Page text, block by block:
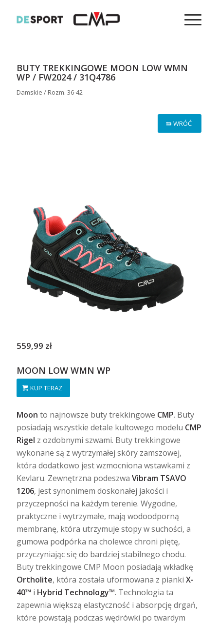
BUTY TREKKINGOWE MOON LOW WMN
WP / FW2024 / 31Q4786
Damskie / Rozm. 36-42
WRÓĆ
559,99 zł
MOON LOW WMN WP
KUP TERAZ
Moon to najnowsze buty trekkingowe CMP. Buty
posiadają wszystkie detale kultowego modelu CMP
Rigel z ozdobnymi szwami. Buty trekkingowe
wykonane są z wytrzymałej skóry zamszowej,
która dodatkowo jest wzmocniona wstawkami z
Kevlaru. Zewnętrzna podeszwa Vibram TSAVO
1206, jest synonimem doskonałej jakości i
przyczepności na każdym terenie. Wygodne,
praktyczne i wytrzymałe, mają wodoodporną
membranę, która utrzymuje stopy w suchości, a
gumowa podpórka na cholewce chroni piętę,
przyczyniając się do bardziej stabilnego chodu.
Buty trekkingowe CMP Moon posiadają wkładkę
Ortholite, która została uformowana z pianki X-
40™ i Hybrid Technology™. Technologia ta
zapewnia większą elastyczność i absorpcję drgań,
które powstają podczas wędrówki po twardym